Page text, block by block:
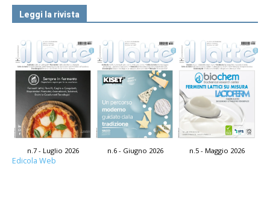
Leggi la rivista
n.7 - Luglio 2026 n.6 - Giugno 2026 n.5 - Maggio 2026
Edicola Web